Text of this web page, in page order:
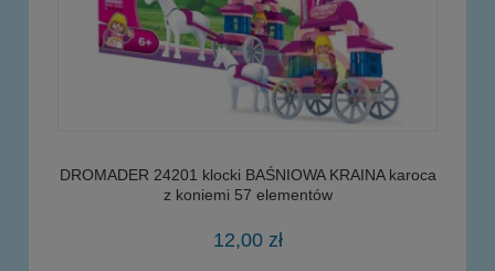
DROMADER 24201 klocki BAŚNIOWA KRAINA karoca
z koniemi 57 elementów
12,00 zł